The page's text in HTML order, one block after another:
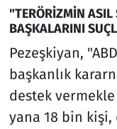
"TERÖRİZMİN ASIL
BAŞKALARINI
Pezeşkiyan,
başkanlık
destek
yana 18 bin